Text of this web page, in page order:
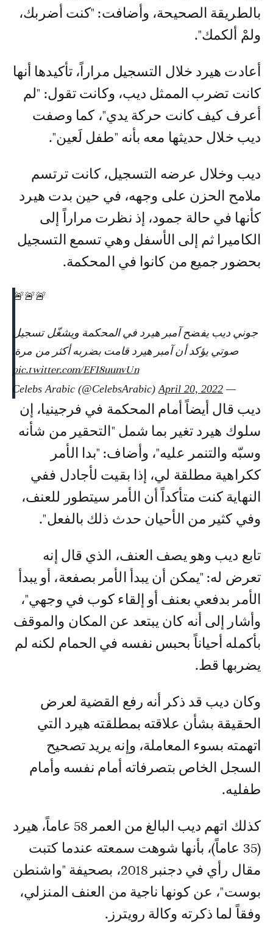
بالطريقة الصحيحة، وأضافت: "كنت أضربك،
ولمْ ألكمك".
أعادت هيرد خلال التسجيل مراراً، تأكيدها أنها
كانت تضرب الممثل ديب، وكانت تقول: "لم
أعرف كيف كانت حركة يدي"، كما وصفت
ديب خلال حديثها معه بأنه "طفل لَعين".
ديب وخلال عرضه التسجيل، كانت ترتسم
ملامح الحزن على وجهه، في حين بدت هيرد
كأنها في حالة جمود، إذ نظرت مراراً إلى
الكاميرا ثم إلى الأسفل وهي تسمع التسجيل
بحضور جميع من كانوا في المحكمة.
🚨🚨🚨
جوني ديب يفضح آمبر هيرد في المحكمة ويشغّل تسجيل
صوتي يؤكد أن آمبر هيرد قامت بضربه أكثر من مرة.
pic.twitter.com/EFI8uunvUn
— Celebs Arabic (@CelebsArabic)
April 20, 2022
ديب قال أيضاً أمام المحكمة في فرجينيا، إن
سلوك هيرد تغير بما شمل "التحقير من شأنه
وسبّه والتنمر عليه"، وأضاف: "بدا الأمر
ككراهية مطلقة لي، إذا بقيت لأجادل ففي
النهاية كنت متأكداً أن الأمر سيتطور للعنف،
وفي كثير من الأحيان حدث ذلك بالفعل".
تابع ديب وهو يصف العنف، الذي قال إنه
تعرض له: "يمكن أن يبدأ الأمر بصفعة، أو يبدأ
الأمر بدفعي بعنف أو إلقاء كوب في وجهي"،
وأشار إلى أنه كان يبتعد عن المكان والموقف
بأكمله أحياناً بحبس نفسه في الحمام لكنه لم
يضربها قط.
وكان ديب قد ذكر أنه رفع القضية لعرض
الحقيقة بشأن علاقته بمطلقته هيرد التي
اتهمته بسوء المعاملة، وإنه يريد تصحيح
السجل الخاص بتصرفاته أمام نفسه وأمام
طفليه.
كذلك اتهم ديب البالغ من العمر 58 عاماً، هيرد
(35 عاماً)، بأنها شوهت سمعته عندما كتبت
مقال رأي في دجنبر 2018، بصحيفة "واشنطن
بوست"، عن كونها ناجية من العنف المنزلي،
وفقاً لما ذكرته وكالة رويترز.